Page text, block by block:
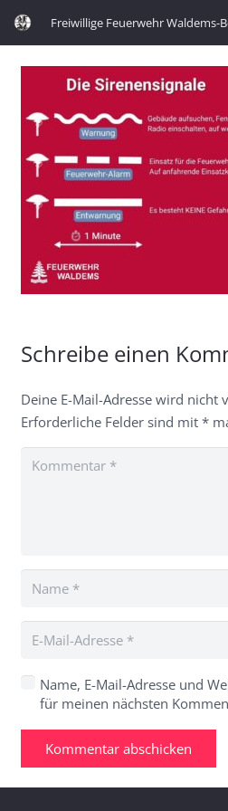
Freiwillige Feuerwehr Waldems-
Schreibe einen
Deine E-Mail-Adresse wird nicht
Erforderliche Felder sind mit *
Name, E-Mail-Adresse und
für meinen nächsten
Kommentar abschicken